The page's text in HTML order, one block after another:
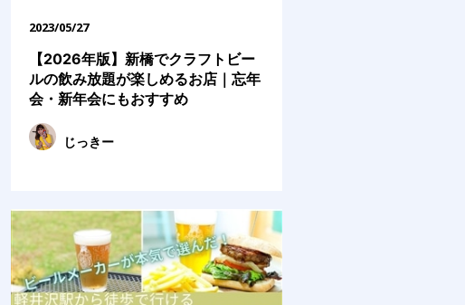
2023/05/27
【2026年版】新橋でクラフトビー
ルの飲み放題が楽しめるお店｜忘年
会・新年会にもおすすめ
じっきー